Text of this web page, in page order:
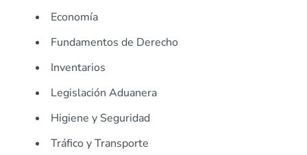
Economía
Fundamentos de Derecho
Inventarios
Legislación Aduanera
Higiene y Seguridad
Tráfico y Transporte